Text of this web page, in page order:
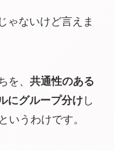
ゃないけど言えま
を、 共通性のある
にグループ分けし
いうわけです。